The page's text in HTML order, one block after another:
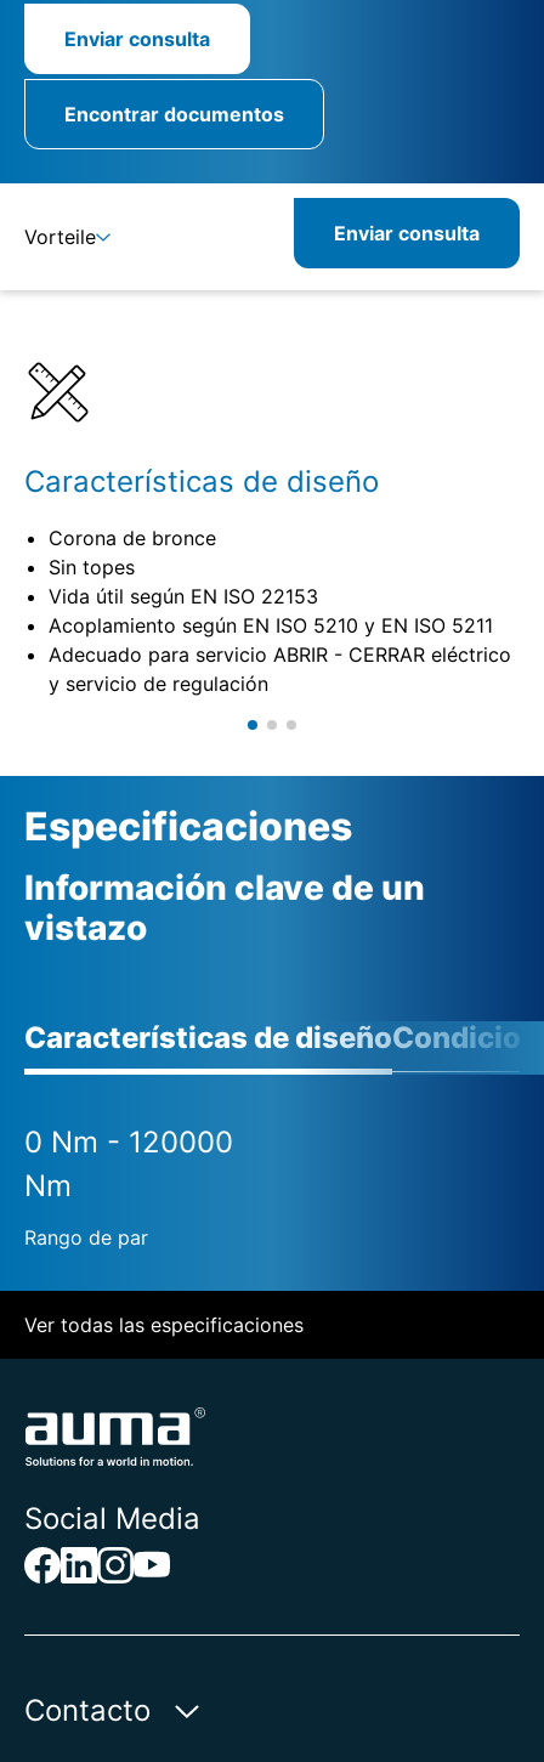
Enviar consulta
Encontrar documentos
Vorteile Enviar consulta
Características de diseño
Corona de bronce
Sin topes
Vida útil según EN ISO 22153
Acoplamiento según EN ISO 5210 y EN ISO 5211
Adecuado para servicio ABRIR - CERRAR eléctrico
y servicio de regulación
Especificaciones
Información clave de un
vistazo
Características de diseño
0 Nm - 120000
Nm
Rango de par
Ver todas las especificaciones
Social Media
Contacto